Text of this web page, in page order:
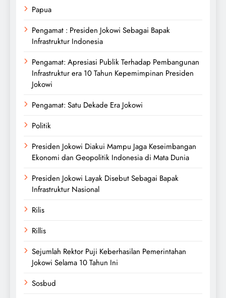
Papua
Pengamat : Presiden Jokowi Sebagai Bapak
Infrastruktur Indonesia
Pengamat: Apresiasi Publik Terhadap Pembangunan
Infrastruktur era 10 Tahun Kepemimpinan Presiden
Jokowi
Pengamat: Satu Dekade Era Jokowi
Politik
Presiden Jokowi Diakui Mampu Jaga Keseimbangan
Ekonomi dan Geopolitik Indonesia di Mata Dunia
Presiden Jokowi Layak Disebut Sebagai Bapak
Infrastruktur Nasional
Rilis
Rillis
Sejumlah Rektor Puji Keberhasilan Pemerintahan
Jokowi Selama 10 Tahun Ini
Sosbud